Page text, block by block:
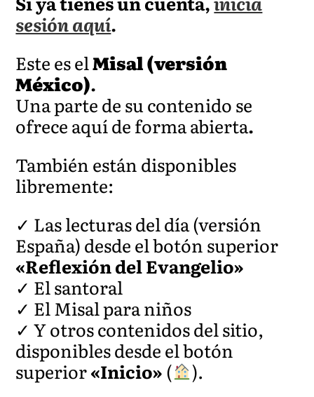
sesión aquí.
Este es elMisal (versión
México).
Una parte de su contenido se
ofrece aquí de forma abierta.
También están disponibles
libremente:
✓ Las lecturas del día (versión
España) desde el botón superior
«Reflexión del Evangelio»
✓ El santoral
✓ El Misal para niños
✓ Y otros contenidos del sitio,
disponibles desde el botón
superior«Inicio»(
).